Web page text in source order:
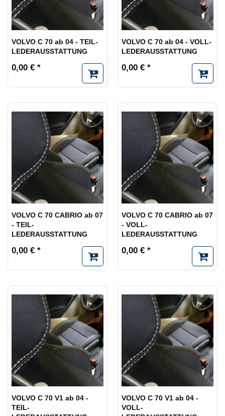
VOLVO C 70 ab 04 - TEIL-
LEDERAUSSTATTUNG
0,00 € *
VOLVO C 70 ab 04 - VOLL-
LEDERAUSSTATTUNG
0,00 € *
VOLVO C 70 CABRIO ab 07
- TEIL-
LEDERAUSSTATTUNG
0,00 € *
VOLVO C 70 CABRIO ab 07
- VOLL-
LEDERAUSSTATTUNG
0,00 € *
VOLVO C 70 V1 ab 04 -
TEIL-
VOLVO C 70 V1 ab 04 -
VOLL-